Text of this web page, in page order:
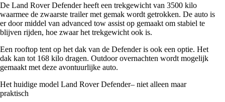
De Land Rover Defender heeft een trekgewicht van 3500 kilo
waarmee de zwaarste trailer met gemak wordt getrokken. De auto is
er door middel van advanced tow assist op gemaakt om stabiel te
blijven rijden, hoe zwaar het trekgewicht ook is.
Een rooftop tent op het dak van de Defender is ook een optie. Het
dak kan tot 168 kilo dragen. Outdoor overnachten wordt mogelijk
gemaakt met deze avontuurlijke auto.
Het huidige model Land Rover Defender– niet alleen maar
praktisch